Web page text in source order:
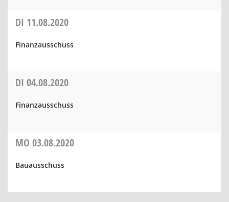
DI 11.08.2020
Finanzausschuss
DI 04.08.2020
Finanzausschuss
MO 03.08.2020
Bauausschuss